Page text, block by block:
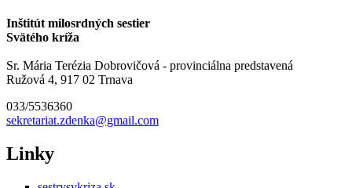
Inštitút milosrdných sestier
Svätého kríža
Sr. Mária Terézia Dobrovičová - provinciálna predstavená
Ružová 4, 917 02 Trnava
033/5536360
sekretariat.zdenka@gmail.com
Linky